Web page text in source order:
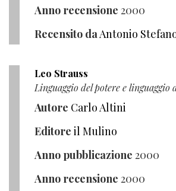
Anno recensione 2000
Recensito daAntonio
Leo Strauss
Linguaggio del potere e linguaggio
Autore Carlo Altini
Editore il Mulino
Anno pubblicazione 2000
Anno recensione 2000